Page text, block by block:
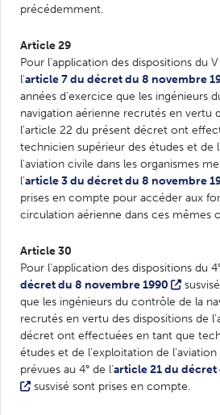
précédemment.
Article 29
Pour l'application des dispositions du
l'article 7 du décret du 8 novembre
années d'exercice que les ingénieurs
navigation aérienne recrutés en vertu
l'article 22 du présent décret ont
technicien supérieur des études et de
l'aviation civile dans les organismes
l'article 3 du décret du 8 novembre
prises en compte pour accéder aux
circulation aérienne dans ces mêmes
Article 30
Pour l'application des dispositions du
décret du 8 novembre 1990
que les ingénieurs du contrôle de la
recrutés en vertu des dispositions de
décret ont effectuées en tant que
études et de l'exploitation de
prévues au 4° de l'article 21 du
susvisé sont prises en compte.